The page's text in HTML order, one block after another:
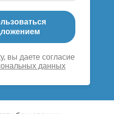
вы даете согласие
данных